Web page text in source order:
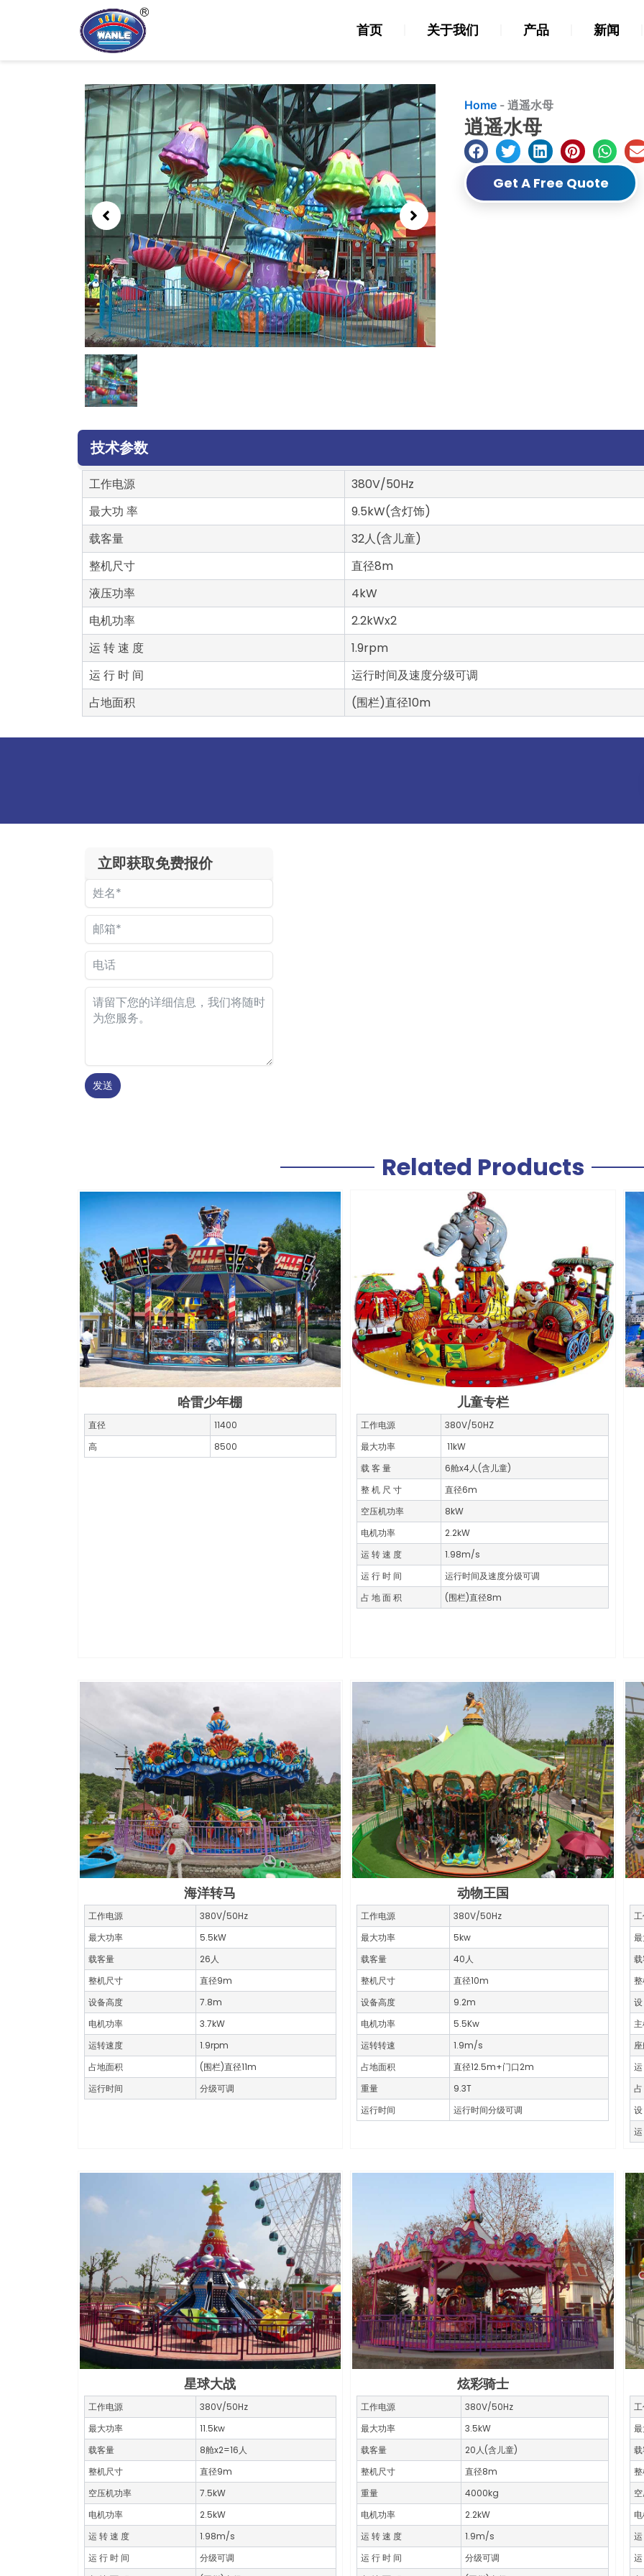
首页 关于我们 产品 新闻
Showing
slide
1
of
1
Home- 逍遥水母
逍遥水母
Get A Free Quote
技术参数
工作电源
380V/50Hz
最大功 率
9.5kW(含灯饰)
载客量
32人(含儿童)
整机尺寸
直径8m
液压功率
4kW
电机功率
2.2kWx2
运 转 速 度
1.9rpm
运 行 时 间
运行时间及速度分级可调
占地面积
(围栏)直径10m
立即获取免费报价
发送
Related Products
哈雷少年棚
直径
11400
高
8500
儿童专栏
工作电源
380V/50HZ
最大功率
11kW
载 客 量
6舱x4人(含儿童)
整 机 尺 寸
直径6m
空压机功率
8kW
电机功率
2.2kW
运 转 速 度
1.98m/s
运 行 时 间
运行时间及速度分级可调
占 地 面 积
(围栏)直径8m
海洋转马
工作电源
380V/50Hz
最大功率
5.5kW
载客量
26人
整机尺寸
直径9m
设备高度
7.8m
电机功率
3.7kW
运转速度
1.9rpm
占地面积
(围栏)直径11m
运行时间
分级可调
动物王国
工作电源
380V/50Hz
最大功率
5kw
载客量
40人
整机尺寸
直径10m
设备高度
9.2m
电机功率
5.5Kw
运转转速
1.9m/s
占地面积
直径12.5m+门口2m
重量
9.3T
运行时间
运行时间分级可调
星球大战
工作电源
380V/50Hz
最大功率
11.5kw
载客量
8舱x2=16人
整机尺寸
直径9m
空压机功率
7.5kW
电机功率
2.5kW
运 转 速 度
1.98m/s
运 行 时 间
分级可调
炫彩骑士
工作电源
380V/50Hz
最大功率
3.5kW
载客量
20人(含儿童)
整机尺寸
直径8m
重量
4000kg
电机功率
2.2kW
运 转 速 度
1.9m/s
运 行 时 间
分级可调